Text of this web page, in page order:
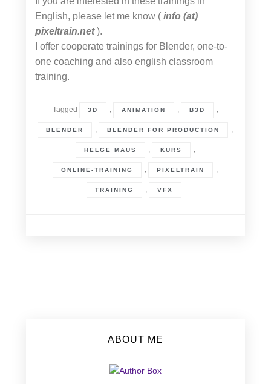
English, please let me know (info (at)
pixeltrain.net).
I offer cooperate trainings for Blender, one-to-
one coaching and also english classroom
training.
Tagged 3D , ANIMATION , B3D ,
BLENDER , BLENDER FOR PRODUCTION ,
HELGE MAUS , KURS ,
ONLINE-TRAINING , PIXELTRAIN ,
TRAINING , VFX
ABOUT ME